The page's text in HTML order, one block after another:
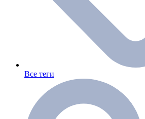
Все теги